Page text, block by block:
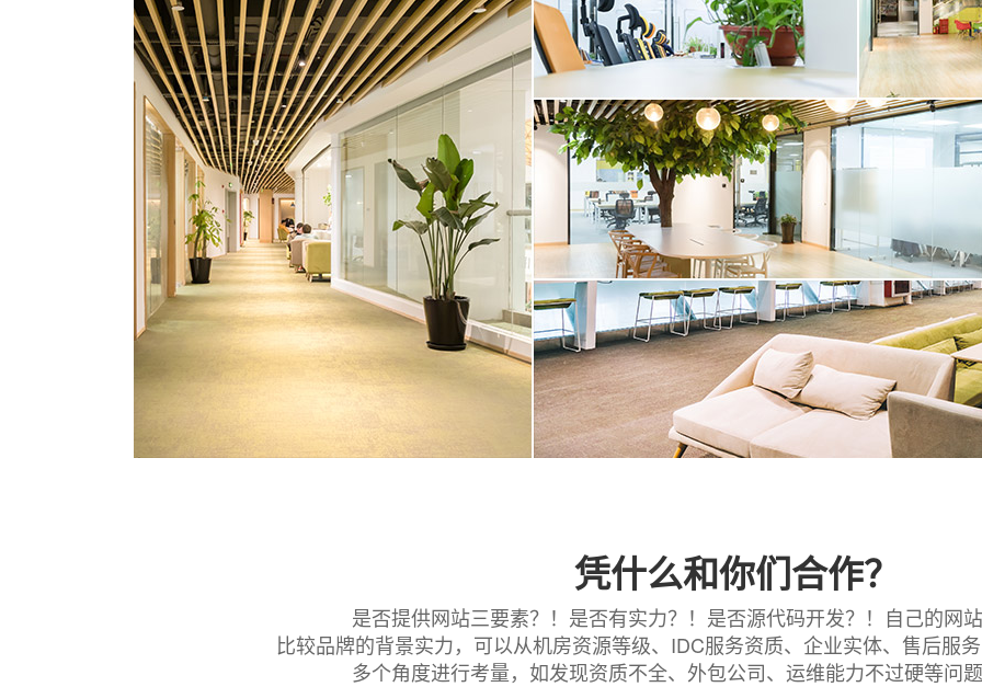
凭什么和你们合作？
是否提供网站三要素？！是否有实力？！是否源代码开发？！自己的网
比较品牌的背景实力，可以从机房资源等级、IDC服务资质、企业实体、售后服
多个角度进行考量，如发现资质不全、外包公司、运维能力不过硬等问